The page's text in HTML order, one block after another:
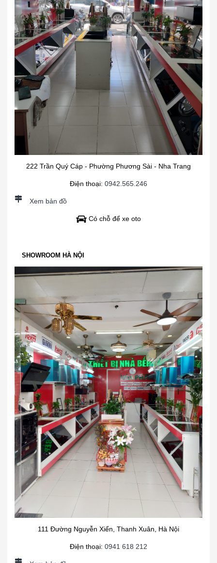
222 Trần Quý Cáp - Phường Phương Sài - Nha Trang
Điện thoại: 0942.565.246
Xem bản đồ
Có chỗ để xe oto
SHOWROOM HÀ NỘI
111 Đường Nguyễn Xiển, Thanh Xuân, Hà Nội
Điện thoại: 0941 618 212